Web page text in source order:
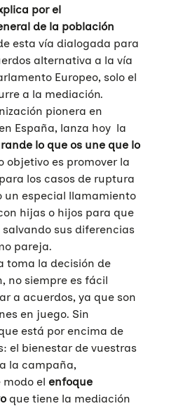
por el
de la población
esta vía dialogada para
alternativa a la vía
Europeo, solo el
a la mediación.
pionera en
España, lanza hoy la
lo que os une que lo
objetivo es promover la
los casos de ruptura
un especial llamamiento
hijas o hijos para que
sus diferencias
pareja.
toma la decisión de
no siempre es fácil
a acuerdos, ya que son
en juego. Sin
está por encima de
el bienestar de vuestras
la campaña,
el enfoque
que tiene la mediación